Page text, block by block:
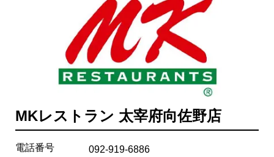
MKレストラン 太宰府向佐野店
電話番号 092-919-6886